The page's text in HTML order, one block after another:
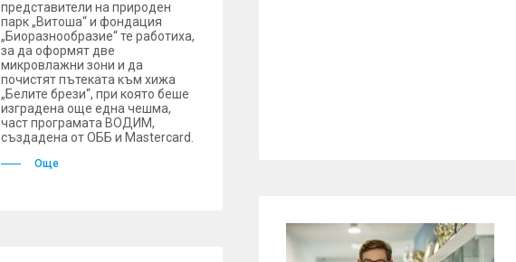
представители на природен
парк „Витоша“ и фондация
„Биоразнообразие“ те работиха,
за да оформят две
микровлажни зони и да
почистят пътеката към хижа
„Белите брези“, при която беше
изградена още една чешма,
част програмата ВОДИМ,
създадена от ОББ и Mastercard.
Още